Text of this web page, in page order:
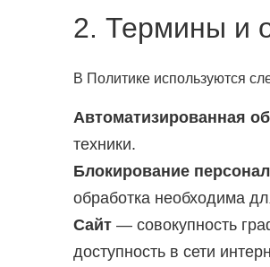
2. Термины и
В Политике используются
Автоматизированная
техники.
Блокирование
обработка необходима
Сайт — совокупность
доступность в сети